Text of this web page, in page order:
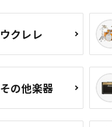
ウクレレ
その他楽器